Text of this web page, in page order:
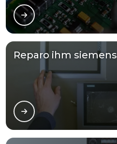
Reparo ihm siemens